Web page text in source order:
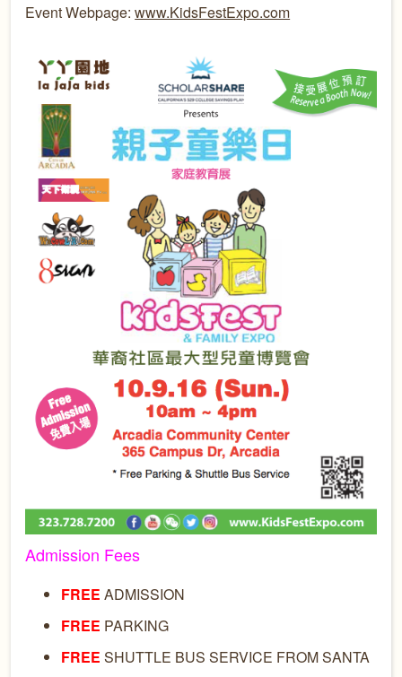
Event Webpage:www.KidsFestExpo.com
Admission Fees
FREE ADMISSION
FREE PARKING
FREE SHUTTLE BUS SERVICE FROM SANTA